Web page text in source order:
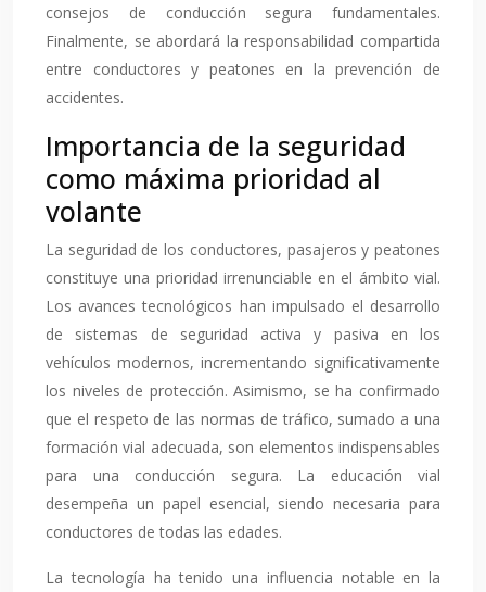
consejos de conducción segura fundamentales.
Finalmente, se abordará la responsabilidad compartida
entre conductores y peatones en la prevención de
accidentes.
Importancia de la seguridad
como máxima prioridad al
volante
La seguridad de los conductores, pasajeros y peatones
constituye una prioridad irrenunciable en el ámbito vial.
Los avances tecnológicos han impulsado el desarrollo
de sistemas de seguridad activa y pasiva en los
vehículos modernos, incrementando significativamente
los niveles de protección. Asimismo, se ha confirmado
que el respeto de las normas de tráfico, sumado a una
formación vial adecuada, son elementos indispensables
para una conducción segura. La educación vial
desempeña un papel esencial, siendo necesaria para
conductores de todas las edades.
La tecnología ha tenido una influencia notable en la